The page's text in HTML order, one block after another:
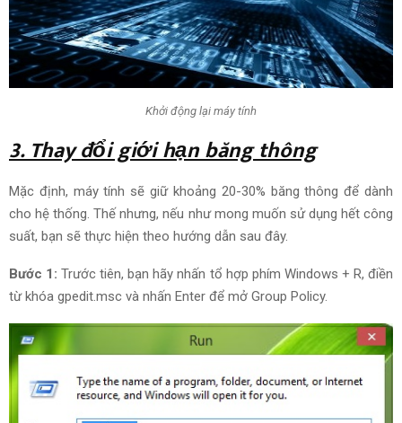
Khởi động lại máy tính
3. Thay đổi giới hạn băng thông
Mặc định, máy tính sẽ giữ khoảng 20-30% băng thông để dành
cho hệ thống. Thế nhưng,nếu như mong muốn sử dụng hết công
suất, bạn sẽ thực hiện theo hướng dẫn sau đây.
Bước 1: Trước tiên, bạn hãy nhấn tổ hợp phím Windows + R,điền
từ khóa gpedit.msc và nhấn Enter để mở Group Policy.